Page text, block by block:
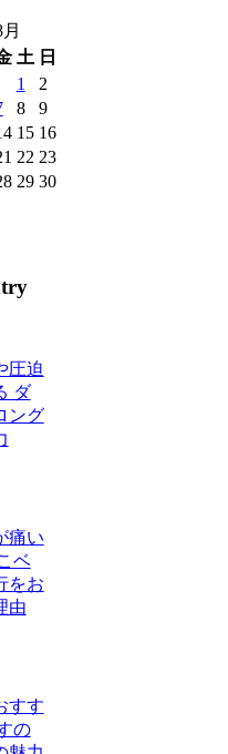
土 日
1
2
8
9
15 16
22 23
29 30
圧迫
ダ
ング
痛い
ベ
をお
由
すす
の